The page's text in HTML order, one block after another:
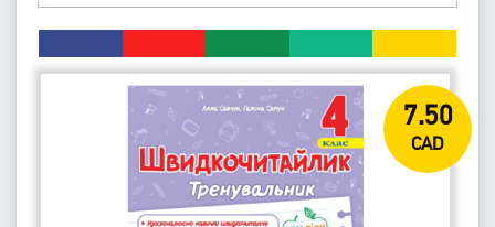
7.50
CAD